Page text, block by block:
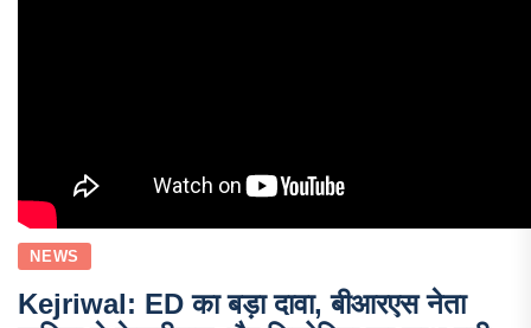
NEWS
Kejriwal: ED का बड़ा दावा, बीआरएस नेता